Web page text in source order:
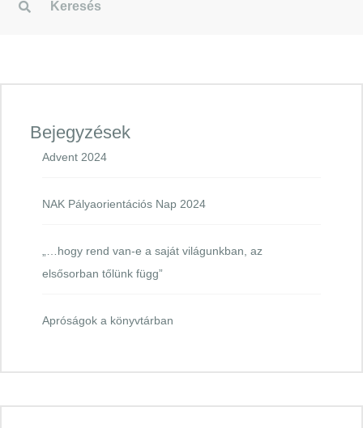
Bejegyzések
Advent 2024
NAK Pályaorientációs Nap 2024
„…hogy rend van-e a saját világunkban, az
elsősorban tőlünk függ”
Apróságok a könyvtárban